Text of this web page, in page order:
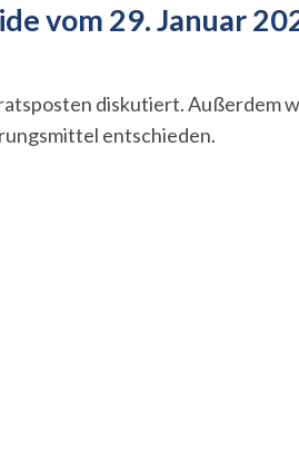
vom 29. Januar
diskutiert. Außerdem
entschieden.